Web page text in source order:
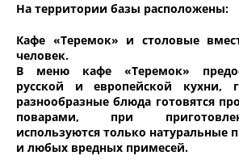
На территории базы расположены:
Кафе «Теремок» и столовые
человек.
В меню кафе «Теремок»
русской и европейской кухни,
разнообразные блюда готовятся
поварами, при
используются только натуральные
и любых вредных примесей.